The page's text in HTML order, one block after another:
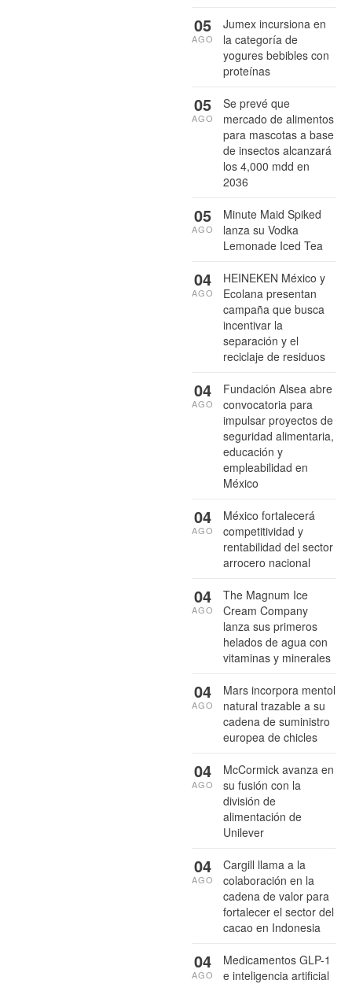
Jumex incursiona en
la categoría de
yogures bebibles con
proteínas
05
AGO
Se prevé que
mercado de alimentos
para mascotas a base
de insectos alcanzará
los 4,000 mdd en
2036
05
AGO
Minute Maid Spiked
lanza su Vodka
Lemonade Iced Tea
05
AGO
HEINEKEN México y
Ecolana presentan
campaña que busca
incentivar la
separación y el
reciclaje de residuos
04
AGO
Fundación Alsea abre
convocatoria para
impulsar proyectos de
seguridad alimentaria,
educación y
empleabilidad en
México
04
AGO
México fortalecerá
competitividad y
rentabilidad del sector
arrocero nacional
04
AGO
The Magnum Ice
Cream Company
lanza sus primeros
helados de agua con
vitaminas y minerales
04
AGO
Mars incorpora mentol
natural trazable a su
cadena de suministro
europea de chicles
04
AGO
McCormick avanza en
su fusión con la
división de
alimentación de
Unilever
04
AGO
Cargill llama a la
colaboración en la
cadena de valor para
fortalecer el sector del
cacao en Indonesia
04
AGO
Medicamentos GLP-1
e inteligencia artificial
04
AGO